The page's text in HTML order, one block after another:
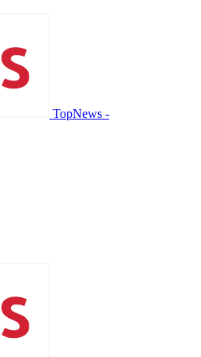
TopNews -